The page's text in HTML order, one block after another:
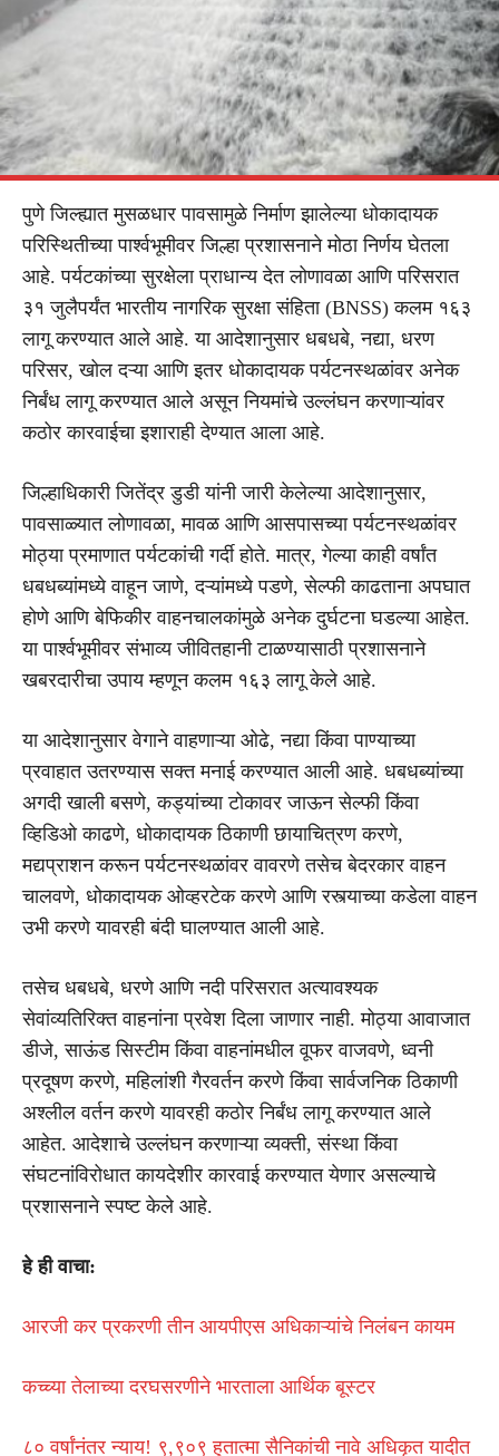
पुणे जिल्ह्यात मुसळधार पावसामुळे निर्माण झालेल्या धोकादायक
परिस्थितीच्या पार्श्वभूमीवर जिल्हा प्रशासनाने मोठा निर्णय घेतला
आहे. पर्यटकांच्या सुरक्षेला प्राधान्य देत लोणावळा आणि परिसरात
३१ जुलैपर्यंत भारतीय नागरिक सुरक्षा संहिता (BNSS) कलम १६३
लागू करण्यात आले आहे. या आदेशानुसार धबधबे, नद्या, धरण
परिसर, खोल दऱ्या आणि इतर धोकादायक पर्यटनस्थळांवर अनेक
निर्बंध लागू करण्यात आले असून नियमांचे उल्लंघन करणाऱ्यांवर
कठोर कारवाईचा इशाराही देण्यात आला आहे.
जिल्हाधिकारी जितेंद्र डुडी यांनी जारी केलेल्या आदेशानुसार,
पावसाळ्यात लोणावळा, मावळ आणि आसपासच्या पर्यटनस्थळांवर
मोठ्या प्रमाणात पर्यटकांची गर्दी होते. मात्र, गेल्या काही वर्षांत
धबधब्यांमध्ये वाहून जाणे, दऱ्यांमध्ये पडणे, सेल्फी काढताना अपघात
होणे आणि बेफिकीर वाहनचालकांमुळे अनेक दुर्घटना घडल्या आहेत.
या पार्श्वभूमीवर संभाव्य जीवितहानी टाळण्यासाठी प्रशासनाने
खबरदारीचा उपाय म्हणून कलम १६३ लागू केले आहे.
या आदेशानुसार वेगाने वाहणाऱ्या ओढे, नद्या किंवा पाण्याच्या
प्रवाहात उतरण्यास सक्त मनाई करण्यात आली आहे. धबधब्यांच्या
अगदी खाली बसणे, कड्यांच्या टोकावर जाऊन सेल्फी किंवा
व्हिडिओ काढणे, धोकादायक ठिकाणी छायाचित्रण करणे,
मद्यप्राशन करून पर्यटनस्थळांवर वावरणे तसेच बेदरकार वाहन
चालवणे, धोकादायक ओव्हरटेक करणे आणि रस्त्याच्या कडेला वाहन
उभी करणे यावरही बंदी घालण्यात आली आहे.
तसेच धबधबे, धरणे आणि नदी परिसरात अत्यावश्यक
सेवांव्यतिरिक्त वाहनांना प्रवेश दिला जाणार नाही. मोठ्या आवाजात
डीजे, साऊंड सिस्टीम किंवा वाहनांमधील वूफर वाजवणे, ध्वनी
प्रदूषण करणे, महिलांशी गैरवर्तन करणे किंवा सार्वजनिक ठिकाणी
अश्लील वर्तन करणे यावरही कठोर निर्बंध लागू करण्यात आले
आहेत. आदेशाचे उल्लंघन करणाऱ्या व्यक्ती, संस्था किंवा
संघटनांविरोधात कायदेशीर कारवाई करण्यात येणार असल्याचे
प्रशासनाने स्पष्ट केले आहे.
हे ही वाचा:
आरजी कर प्रकरणी तीन आयपीएस अधिकाऱ्यांचे निलंबन कायम
कच्च्या तेलाच्या दरघसरणीने भारताला आर्थिक बूस्टर
८० वर्षांनंतर न्याय! ९,९०९ हुतात्मा सैनिकांची नावे अधिकृत यादीत